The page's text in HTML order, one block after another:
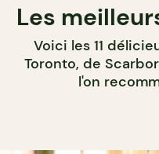
Les
Voici les 11
Toronto, de
l'on